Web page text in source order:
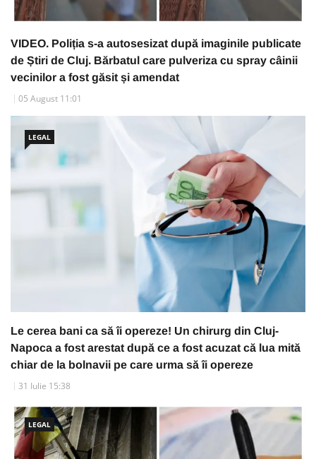
VIDEO. Poliția s-a autosesizat după imaginile publicate
de Știri de Cluj. Bărbatul care pulveriza cu spray câinii
vecinilor a fost găsit și amendat
05 August 11:01
LEGAL
Le cerea bani ca să îi opereze! Un chirurg din Cluj-
Napoca a fost arestat după ce a fost acuzat că lua mită
chiar de la bolnavii pe care urma să îi opereze
31 Iulie 15:38
LEGAL